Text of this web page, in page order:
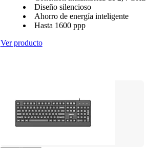
Diseño silencioso
Ahorro de energía inteligente
Hasta 1600 ppp
Ver producto